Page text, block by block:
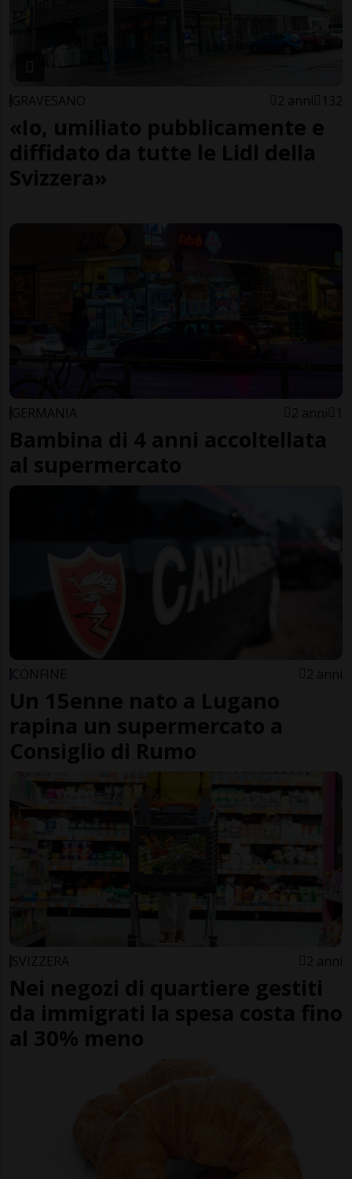
GRAVESANO 2 anni 132
«Io, umiliato pubblicamente e
diffidato da tutte le Lidl della
Svizzera»
GERMANIA 2 anni 1
Bambina di 4 anni accoltellata
al supermercato
CONFINE 2 anni
Un 15enne nato a Lugano
rapina un supermercato a
Consiglio di Rumo
SVIZZERA 2 anni
Nei negozi di quartiere gestiti
da immigrati la spesa costa fino
al 30% meno